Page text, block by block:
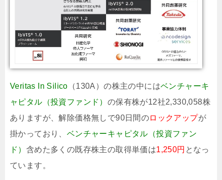
Veritas In Silico （130A）の株主の中にはベンチャーキ
ャピタル（投資ファンド） の保有株が12社2,330,058株
ありますが、解除価格無しで90日間のロックアップが
掛かっており、 ベンチャーキャピタル（投資ファン
ド） 含めた多くの既存株主の取得単価は1,250円 となっ
ています。